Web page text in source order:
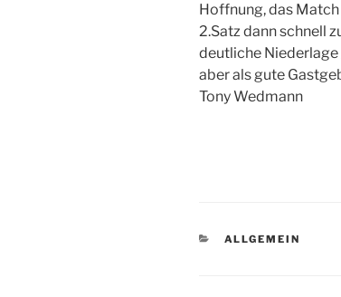
Hoffnung, das
2.Satz dann schnell
deutliche Niederlage
aber als gute
Tony Wedmann
KATEGORIEN
ALLGEMEIN